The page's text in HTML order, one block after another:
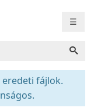
☰
eredeti fájlok.